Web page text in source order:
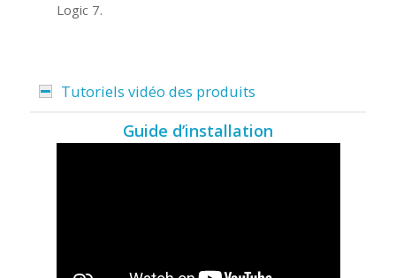
Logic 7.
Tutoriels vidéo des produits
Guide d’installation